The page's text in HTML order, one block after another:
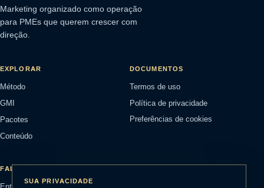
Marketing organizado como operação
para PMEs que querem crescer com
direção.
EXPLORAR
Método
GMI
Pacotes
Conteúdo
DOCUMENTOS
Termos de uso
Política de privacidade
Preferências de cookies
FALE COM A GROWSMART
SUA PRIVACIDADE